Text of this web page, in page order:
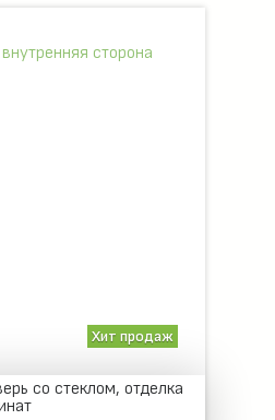
Хит продаж
со стеклом, отделка